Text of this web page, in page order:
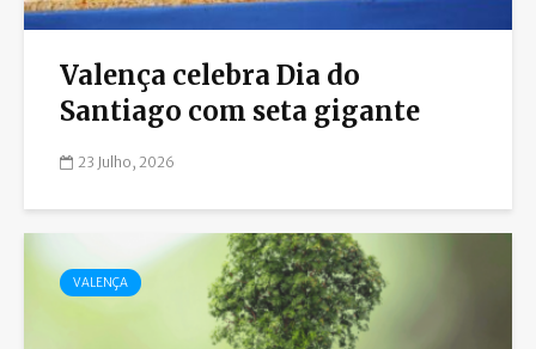
Valença celebra Dia do
Santiago com seta gigante
23 Julho, 2026
VALENÇA